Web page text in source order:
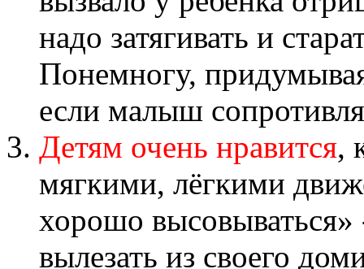
надо затягивать и
Понемногу,
если малыш
Детям очень нравится,
мягкими, лёгкими
хорошо высовываться»
вылезать из своего